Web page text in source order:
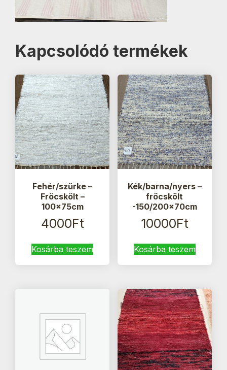
Kapcsolódó termékek
Fehér/szürke –
Fröcskölt –
100x75cm
4000Ft
Kosárba teszem
Kék/barna/nyers –
fröcskölt
-150/200x70cm
10000Ft
Kosárba teszem